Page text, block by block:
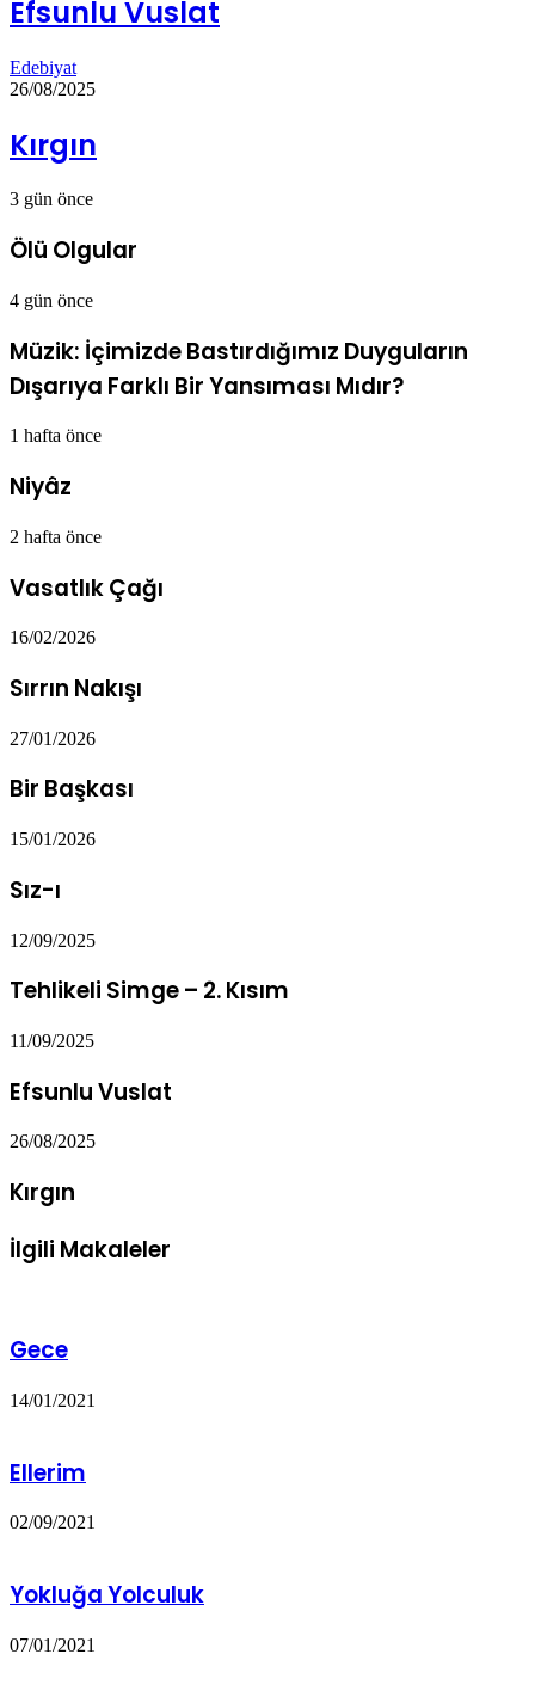
Efsunlu Vuslat
Edebiyat
26/08/2025
Kırgın
3 gün önce
Ölü Olgular
4 gün önce
Müzik: İçimizde Bastırdığımız Duyguların
Dışarıya Farklı Bir Yansıması Mıdır?
1 hafta önce
Niyâz
2 hafta önce
Vasatlık Çağı
16/02/2026
Sırrın Nakışı
27/01/2026
Bir Başkası
15/01/2026
Sız-ı
12/09/2025
Tehlikeli Simge – 2. Kısım
11/09/2025
Efsunlu Vuslat
26/08/2025
Kırgın
İlgili Makaleler
Gece
14/01/2021
Ellerim
02/09/2021
Yokluğa Yolculuk
07/01/2021